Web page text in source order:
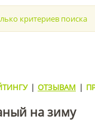
критериев поиска
| ОТЗЫВАМ |
на зиму